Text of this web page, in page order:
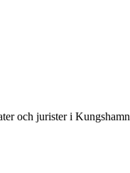
och jurister i Kungshamn